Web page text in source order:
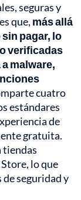
seguras y
que, más allá
pagar, lo
verificadas
malware,
cuatro
estándares
de
gratuita.
tiendas
lo que
seguridad y